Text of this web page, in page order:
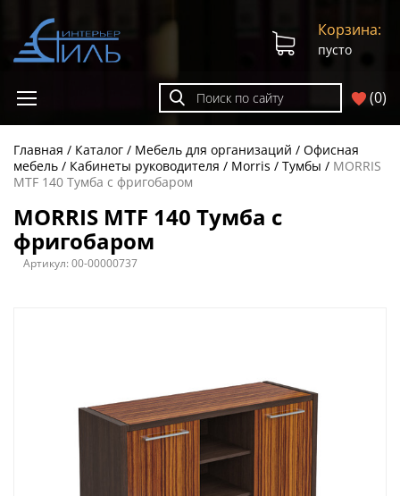
(0)
Корзина:
пусто
Главная Каталог Мебель для организаций
Офисная
мебель
Кабинеты руководителя Morris Тумбы
MORRIS
MTF 140 Тумба с фригобаром
MORRIS MTF 140 Тумба с
фригобаром
Артикул:00-00000737